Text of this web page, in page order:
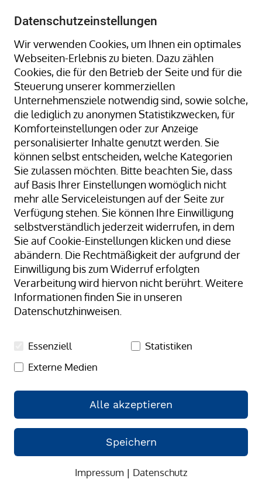
Datenschutzeinstellungen
Wir verwenden Cookies, um Ihnen ein optimales
Webseiten-Erlebnis zu bieten. Dazu zählen
Cookies, die für den Betrieb der Seite und für die
Steuerung unserer kommerziellen
Unternehmensziele notwendig sind, sowie solche,
die lediglich zu anonymen Statistikzwecken, für
Komforteinstellungen oder zur Anzeige
personalisierter Inhalte genutzt werden. Sie
können selbst entscheiden, welche Kategorien
Sie zulassen möchten. Bitte beachten Sie, dass
auf Basis Ihrer Einstellungen womöglich nicht
mehr alle Serviceleistungen auf der Seite zur
Verfügung stehen. Sie können Ihre Einwilligung
selbstverständlich jederzeit widerrufen, in dem
Sie auf Cookie-Einstellungen klicken und diese
abändern. Die Rechtmäßigkeit der aufgrund der
Einwilligung bis zum Widerruf erfolgten
Verarbeitung wird hiervon nicht berührt. Weitere
Informationen finden Sie in unseren
Datenschutzhinweisen.
Essenziell
Statistiken
Externe Medien
Alle akzeptieren
Speichern
Impressum| Datenschutz
Home Stretchfolie Maschinenstretchfolie
Maschinenstretchfolie
Ansicht als RasterListe
3Artikel
Sortieren nach
In